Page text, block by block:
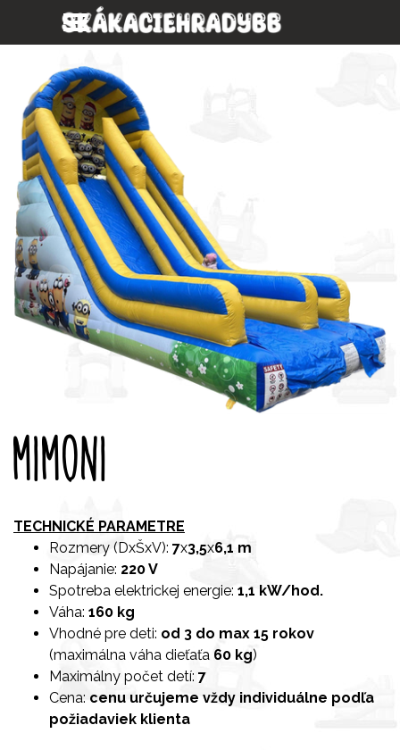
MIMONI
TECHNICKÉ PARAMETRE
Rozmery (DxŠxV): 7x3,5x6,1 m
Napájanie: 220 V
Spotreba elektrickej energie: 1,1 kW/hod.
Váha: 160 kg
Vhodné pre deti: od 3 do max 15 rokov
(maximálna váha dieťaťa 60 kg)
Maximálny počet detí: 7
Cena: cenu určujeme vždy individuálne podľa
požiadaviek klienta